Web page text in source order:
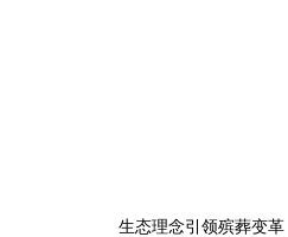
生态理念引领殡葬变革